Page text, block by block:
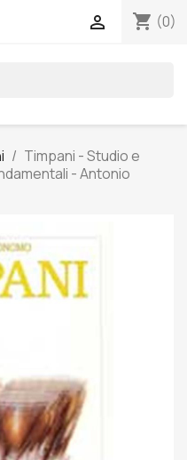
shopping_cart (0)

Timpani - Studio e
- Antonio